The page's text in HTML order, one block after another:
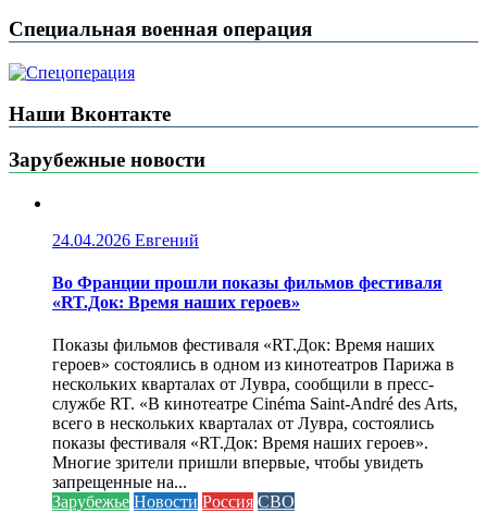
Специальная военная операция
Наши Вконтакте
Зарубежные новости
24.04.2026 Евгений
Во Франции прошли показы фильмов фестиваля
«RT.Док: Время наших героев»
Показы фильмов фестиваля «RT.Док: Время наших
героев» состоялись в одном из кинотеатров Парижа в
нескольких кварталах от Лувра, сообщили в пресс-
службе RT. «В кинотеатре Cinéma Saint-André des Arts,
всего в нескольких кварталах от Лувра, состоялись
показы фестиваля «RT.Док: Время наших героев».
Многие зрители пришли впервые, чтобы увидеть
запрещенные на...
Зарубежье Новости Россия СВО